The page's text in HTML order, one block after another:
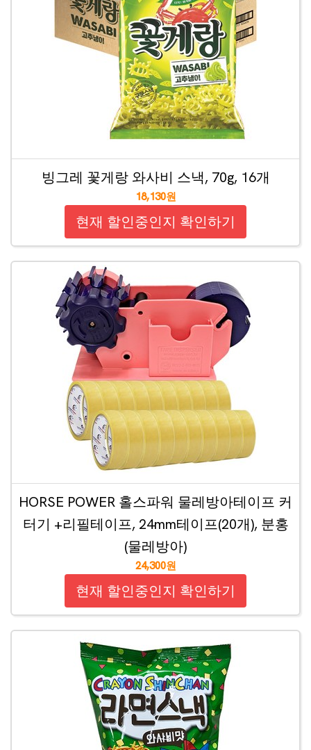
빙그레 꽃게랑 와사비 스낵, 70g, 16개
18,130원
현재 할인중인지 확인하기
HORSE POWER 홀스파워 물레방아테이프 커
터기 +리필테이프, 24mm테이프(20개), 분홍
(물레방아)
24,300원
현재 할인중인지 확인하기